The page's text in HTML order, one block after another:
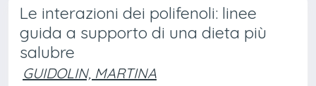
Le interazioni dei polifenoli: linee
guida a supporto di una dieta più
salubre
GUIDOLIN, MARTINA